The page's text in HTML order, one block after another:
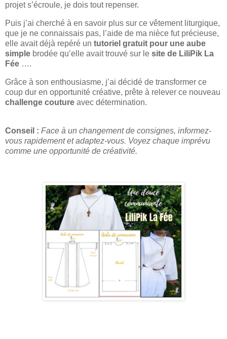
projet s’écroule, je dois tout repenser.
Puis j’ai cherché à en savoir plus sur ce vêtement liturgique,
que je ne connaissais pas, l’aide de ma nièce fut précieuse,
elle avait déjà repéré un tutoriel gratuit pour une aube
simple brodée qu’elle avait trouvé sur le site de LiliPik La
Fée ….
Grâce à son enthousiasme, j’ai décidé de transformer ce
coup dur en opportunité créative, prête à relever ce nouveau
challenge couture avec détermination.
Conseil : Face à un changement de consignes, informez-
vous rapidement et adaptez-vous. Voyez chaque imprévu
comme une opportunité de créativité.